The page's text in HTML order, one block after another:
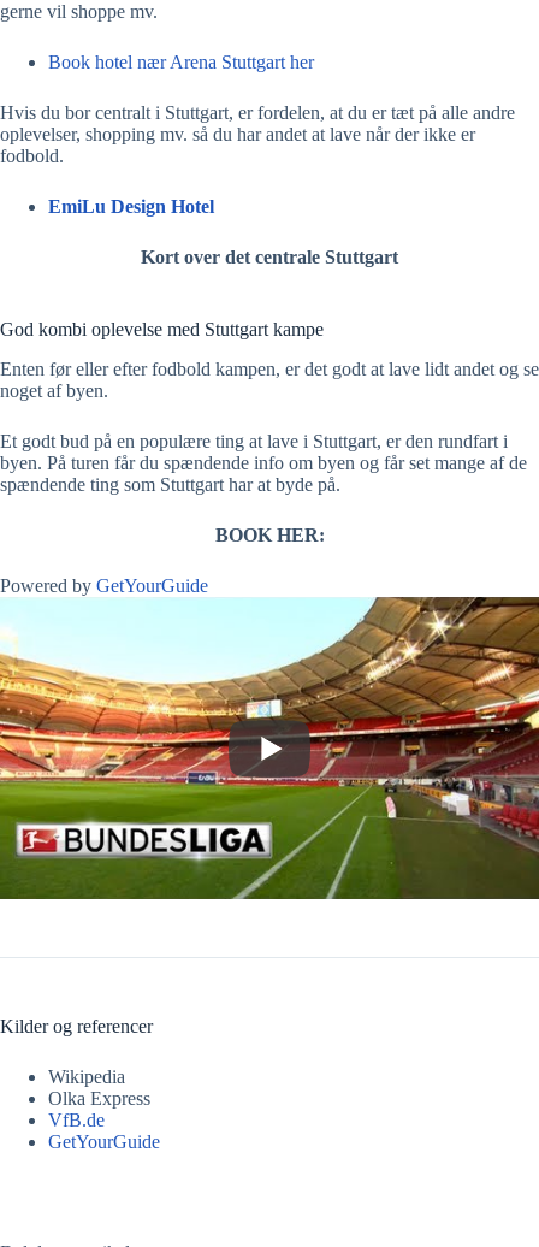
gerne vil shoppe mv.
Book hotel nær Arena Stuttgart her
Hvis du bor centralt i Stuttgart, er fordelen, at du er tæt på alle andre
oplevelser, shopping mv. så du har andet at lave når der ikke er
fodbold.
EmiLu Design Hotel
Kort over det centrale Stuttgart
God kombi oplevelse med Stuttgart kampe
Enten før eller efter fodbold kampen, er det godt at lave lidt andet og se
noget af byen.
Et godt bud på en populære ting at lave i Stuttgart, er den rundfart i
byen. På turen får du spændende info om byen og får set mange af de
spændende ting som Stuttgart har at byde på.
BOOK HER:
Powered by GetYourGuide
Kilder og referencer
Wikipedia
Olka Express
VfB.de
GetYourGuide